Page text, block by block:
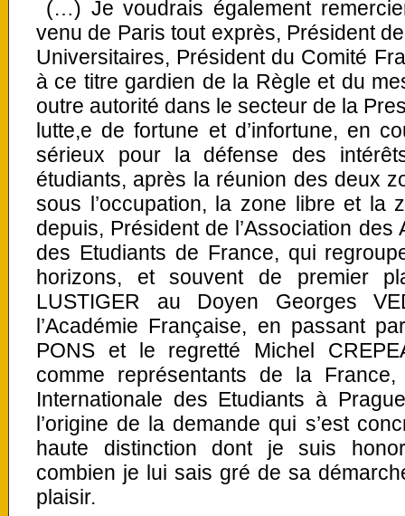
(…) Je voudrais également
venu de Paris tout exprès, Président
Universitaires, Président du Comité
à ce titre gardien de la Règle et du
outre autorité dans le secteur de la
lutte,e de fortune et d’infortune, en
sérieux pour la défense des
étudiants, après la réunion des deux
sous l’occupation, la zone libre et la
depuis, Président de l’Association des
des Etudiants de France, qui
horizons, et souvent de premier
LUSTIGER au Doyen Georges
l’Académie Française, en passant
PONS et le regretté Michel
comme représentants de la
Internationale des Etudiants à
l’origine de la demande qui s’est
haute distinction dont je suis
combien je lui sais gré de sa
plaisir.